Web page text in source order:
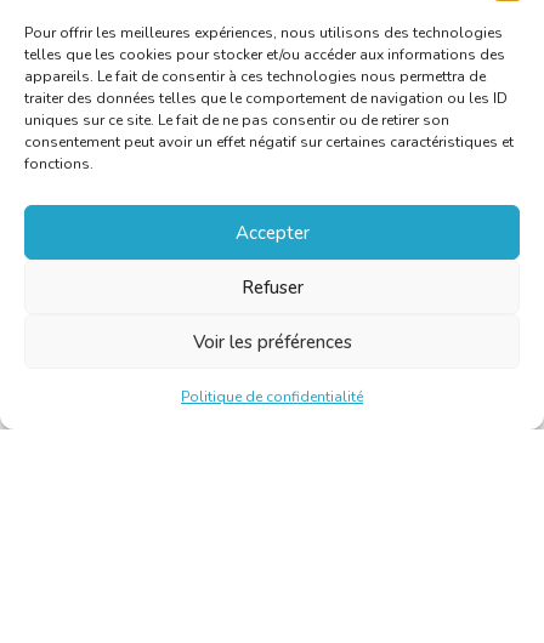
Pour offrir les meilleures expériences, nous utilisons des technologies
telles que les cookies pour stocker et/ou accéder aux informations des
appareils. Le fait de consentir à ces technologies nous permettra de
traiter des données telles que le comportement de navigation ou les ID
uniques sur ce site. Le fait de ne pas consentir ou de retirer son
consentement peut avoir un effet négatif sur certaines caractéristiques et
fonctions.
Accepter
Refuser
Voir les préférences
Politique de confidentialité